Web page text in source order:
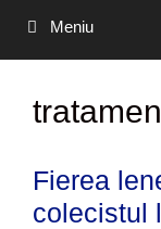
Meniu
Fierea
colecistul